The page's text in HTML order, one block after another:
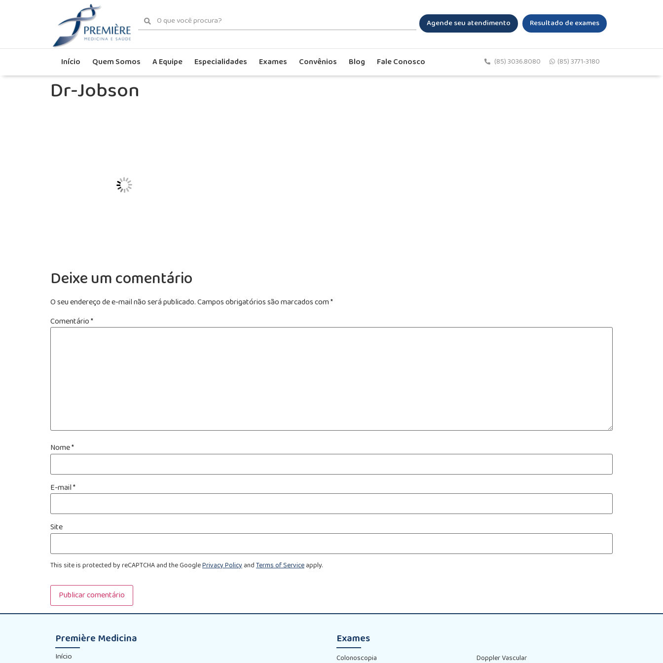
Agende seu atendimento Resultado de exames
Início Quem Somos A Equipe Especialidades Exames Convênios Blog Fale Conosco (85) 3036.8080 (85) 3771-3180
Dr-Jobson
Deixe um comentário
O seu endereço de e-mail não será publicado.Campos obrigatórios são marcados com*
Comentário*
Nome*
E-mail*
Site
This site is protected by reCAPTCHA and the GooglePrivacy PolicyandTerms of Serviceapply.
Première Medicina
Início
Exames
Colonoscopia Doppler Vascular